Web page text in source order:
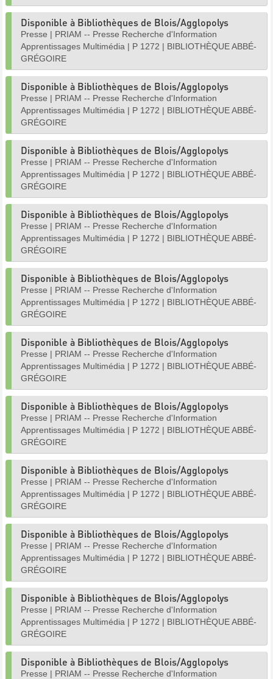
Disponible à Bibliothèques de Blois/Agglopolys
Presse | PRIAM -- Presse Recherche d'Information
Apprentissages Multimédia | P 1272 | BIBLIOTHÈQUE ABBÉ-
GRÉGOIRE
Disponible à Bibliothèques de Blois/Agglopolys
Presse | PRIAM -- Presse Recherche d'Information
Apprentissages Multimédia | P 1272 | BIBLIOTHÈQUE ABBÉ-
GRÉGOIRE
Disponible à Bibliothèques de Blois/Agglopolys
Presse | PRIAM -- Presse Recherche d'Information
Apprentissages Multimédia | P 1272 | BIBLIOTHÈQUE ABBÉ-
GRÉGOIRE
Disponible à Bibliothèques de Blois/Agglopolys
Presse | PRIAM -- Presse Recherche d'Information
Apprentissages Multimédia | P 1272 | BIBLIOTHÈQUE ABBÉ-
GRÉGOIRE
Disponible à Bibliothèques de Blois/Agglopolys
Presse | PRIAM -- Presse Recherche d'Information
Apprentissages Multimédia | P 1272 | BIBLIOTHÈQUE ABBÉ-
GRÉGOIRE
Disponible à Bibliothèques de Blois/Agglopolys
Presse | PRIAM -- Presse Recherche d'Information
Apprentissages Multimédia | P 1272 | BIBLIOTHÈQUE ABBÉ-
GRÉGOIRE
Disponible à Bibliothèques de Blois/Agglopolys
Presse | PRIAM -- Presse Recherche d'Information
Apprentissages Multimédia | P 1272 | BIBLIOTHÈQUE ABBÉ-
GRÉGOIRE
Disponible à Bibliothèques de Blois/Agglopolys
Presse | PRIAM -- Presse Recherche d'Information
Apprentissages Multimédia | P 1272 | BIBLIOTHÈQUE ABBÉ-
GRÉGOIRE
Disponible à Bibliothèques de Blois/Agglopolys
Presse | PRIAM -- Presse Recherche d'Information
Apprentissages Multimédia | P 1272 | BIBLIOTHÈQUE ABBÉ-
GRÉGOIRE
Disponible à Bibliothèques de Blois/Agglopolys
Presse | PRIAM -- Presse Recherche d'Information
Apprentissages Multimédia | P 1272 | BIBLIOTHÈQUE ABBÉ-
GRÉGOIRE
Disponible à Bibliothèques de Blois/Agglopolys
Presse | PRIAM -- Presse Recherche d'Information